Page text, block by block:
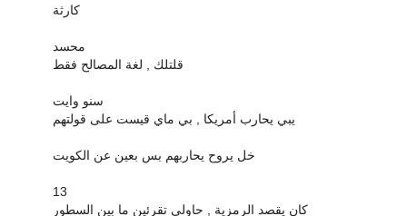
كارثة
محسد
قلتلك , لغة المصالح فقط
سنو وايت
يبي يحارب أمريكا , بي ماي قيست على قولتهم
خل يروح يحاربهم بس بعين عن الكويت
13
كان يقصد الرمزية , حاولي تقرئين ما بين السطور